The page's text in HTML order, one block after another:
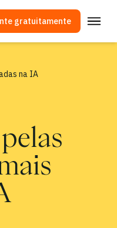
gratuitamente
na IA